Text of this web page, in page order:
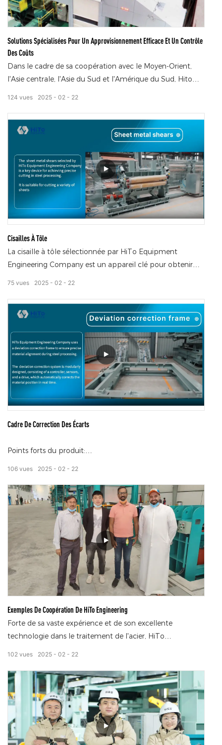
production à l'international.
Solutions Spécialisées Pour Un Approvisionnement Efficace Et Un Contrôle
Des Coûts
Dans le cadre de sa coopération avec le Moyen-Orient,
l'Asie centrale, l'Asie du Sud et l'Amérique du Sud, Hito
d'approvisionnement efficace et de contrôle des coûts, et
fournit des solutions professionnelles très ciblées.
2025 02 22
124 vues
Cisailles À Tôle
La cisaille à tôle sélectionnée par HiTo Equipment
Engineering Company est un appareil clé pour obtenir
Il convient à la découpe d'une variété de feuilles
2025 02 22
75 vues
Cadre De Correction Des Écarts
Points forts du produit:
de l'ordre de la milliseconde et compatibilité avec divers
capteurs.
Avantages pour le client:
Amélioration de l'efficacité du fonctionnement des
bobines et réduction des coûts d'essais et d'erreurs de
production.
2025 02 22
106 vues
Exemples De Coopération De HiTo Engineering
Forte de sa vaste expérience et de son excellente
technologie dans le traitement de l'acier, HiTo
équipements et des services d'assistance technique
complets aux lignes de traitement de l'acier locales.
2025 02 22
102 vues